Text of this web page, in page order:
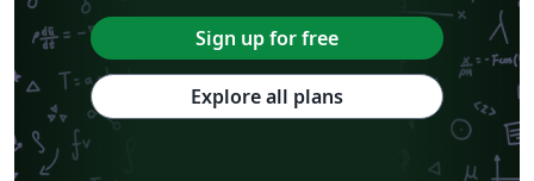
Sign up for free
Explore all plans